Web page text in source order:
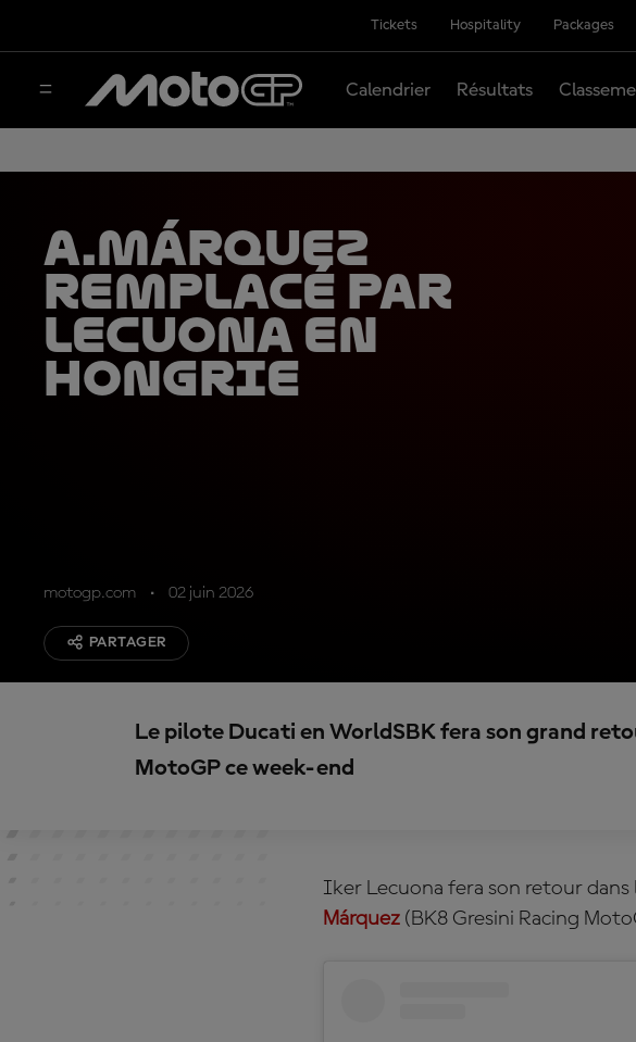
Tickets Hospitality Packages
Calendrier Résultats
A.Márquez
remplacé par
Lecuona en
Hongrie
motogp.com 02 juin 2026
PARTAGER
Le pilote Ducati en WorldSBK fera son grand
MotoGP ce week-end
Iker Lecuona fera son retour
Márquez (BK8 Gresini Racing